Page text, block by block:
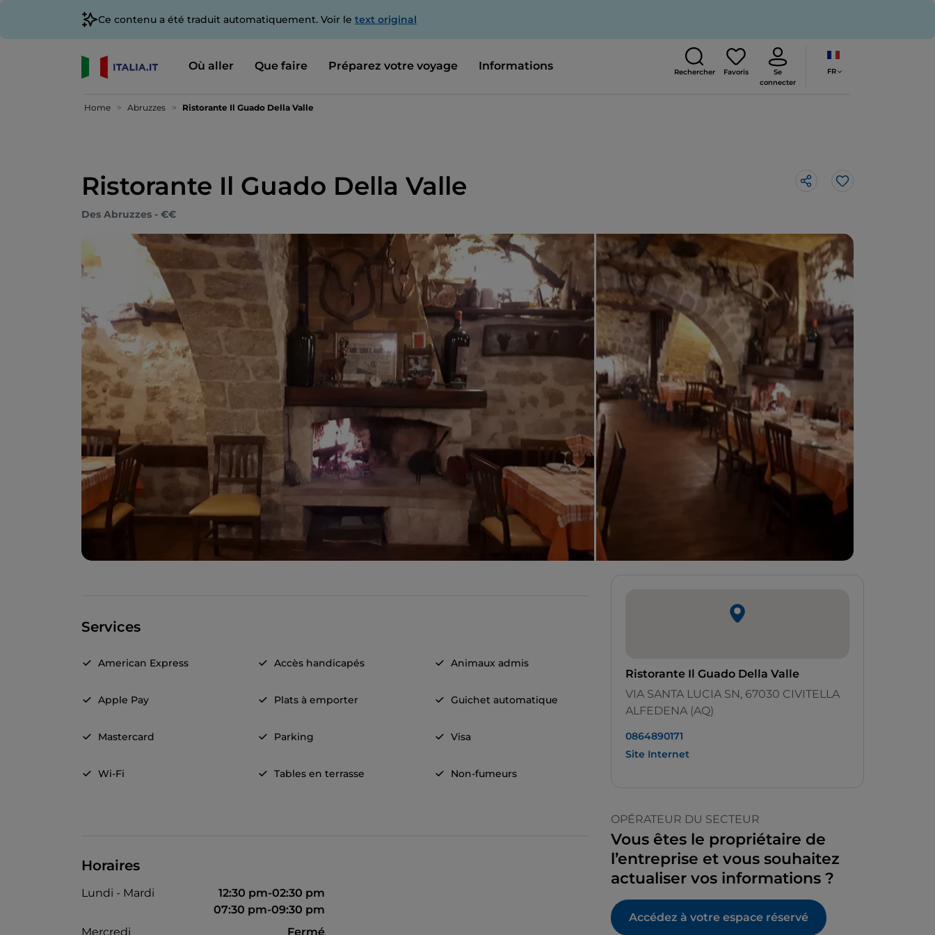
Ce contenu a été traduit automatiquement. Voir le text original
Où aller Que faire Préparez votre voyage Informations Rechercher Favoris
Se
connecter
FR
Home Abruzzes Ristorante Il Guado Della Valle
Ristorante Il Guado Della Valle J’aime
Des Abruzzes - €€
Services
American Express Accès handicapés Animaux admis
Apple Pay Plats à emporter Guichet automatique
Mastercard Parking Visa
Wi-Fi Tables en terrasse Non-fumeurs
Horaires
Lundi - Mardi
12:30 pm-02:30 pm
07:30 pm-09:30 pm
Mercredi
Fermé
Ristorante Il Guado Della Valle
VIA SANTA LUCIA SN, 67030 CIVITELLA
ALFEDENA (AQ)
0864890171
Site Internet
OPÉRATEUR DU SECTEUR
Vous êtes le propriétaire de
l’entreprise et vous souhaitez
actualiser vos informations ?
Accédez à votre espace réservé